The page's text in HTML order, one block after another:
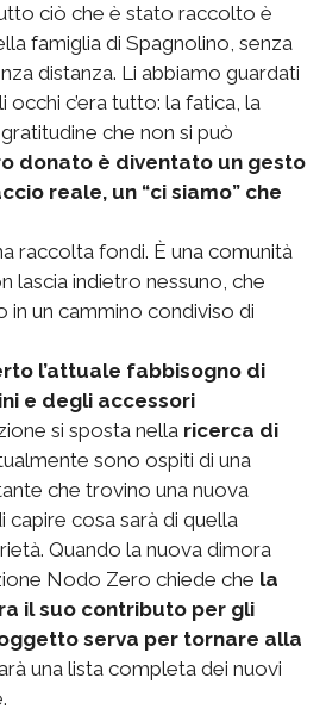
ciò che è stato raccolto è
famiglia di Spagnolino, senza
distanza. Li abbiamo guardati
occhi c’era tutto: la fatica, la
che non si può
donato è diventato un gesto
reale, un “ci siamo” che
raccolta fondi. È una comunità
lascia indietro nessuno, che
in un cammino condiviso di
l’attuale fabbisogno di
e degli accessori
si sposta nella ricerca di
sono ospiti di una
che trovino una nuova
capire cosa sarà di quella
Quando la nuova dimora
Nodo Zero chiede che la
il suo contributo per gli
serva per tornare alla
una lista completa dei nuovi